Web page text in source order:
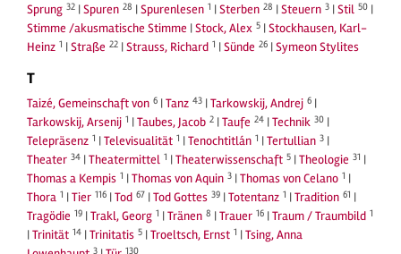
Sprung 32 |Spuren 28 |Spurenlesen 1 |Sterben 28 |Steuern 3 |Stil 50 |
Stimme /akusmatische Stimme |Stock, Alex 5 |Stockhausen, Karl-
Heinz 1 |Straße 22 |Strauss, Richard 1 |Sünde 26 |Symeon Stylites
T
Taizé, Gemeinschaft von 6 |Tanz 43 |Tarkowskij, Andrej 6 |
Tarkowskij, Arsenij 1 |Taubes, Jacob 2 |Taufe 24 |Technik 30 |
Telepräsenz 1 |Televisualität 1 |Tenochtitlán 1 |Tertullian 3 |
Theater 34 |Theatermittel 1 |Theaterwissenschaft 5 |Theologie 31 |
Thomas a Kempis 1 |Thomas von Aquin 3 |Thomas von Celano 1 |
Thora 1 |Tier 116 |Tod 67 |Tod Gottes 39 |Totentanz 1 |Tradition 61 |
Tragödie 19 |Trakl, Georg 1 |Tränen 8 |Trauer 16 |Traum / Traumbild 1
|Trinität 14 |Trinitatis 5 |Troeltsch, Ernst 1 |Tsing, Anna
3 130